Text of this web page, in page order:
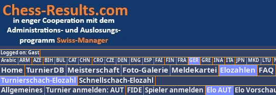
Logged on: Gast
Arabic ARM AZE BIH BUL CAT CHN CRO CZE DEN ENG ESP FAI FIN FRA GER GRE INA ITA JPN MKD LTU
Home TurnierDB Meisterschaft Foto-Galerie Meldekartei Elozahlen FAQ
Turnierschach-Elozahl Schnellschach-Elozahl
Allgemeines Turnier anmelden: AUT FIDE Spieler anmelden Elo AUT Elo